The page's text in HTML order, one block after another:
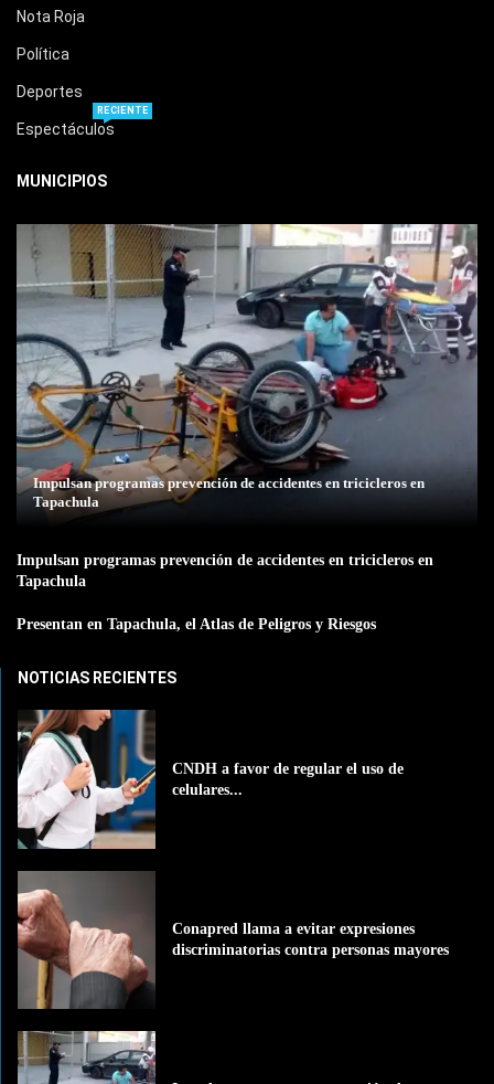
Nota Roja
Política
Deportes
Espectáculos
RECIENTE
MUNICIPIOS
Impulsan programas prevención de accidentes en tricicleros en
Tapachula
Impulsan programas prevención de accidentes en tricicleros en
Tapachula
Presentan en Tapachula, el Atlas de Peligros y Riesgos
NOTICIAS RECIENTES
CNDH a favor de regular el uso de
celulares...
Conapred llama a evitar expresiones
discriminatorias contra personas mayores